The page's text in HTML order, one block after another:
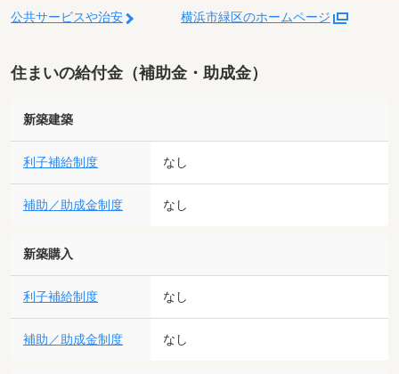
公共サービスや治安 横浜市緑区のホームページ
住まいの給付金（補助金・助成金）
新築建築
利子補給制度 なし
補助／助成金制度 なし
新築購入
利子補給制度 なし
補助／助成金制度 なし